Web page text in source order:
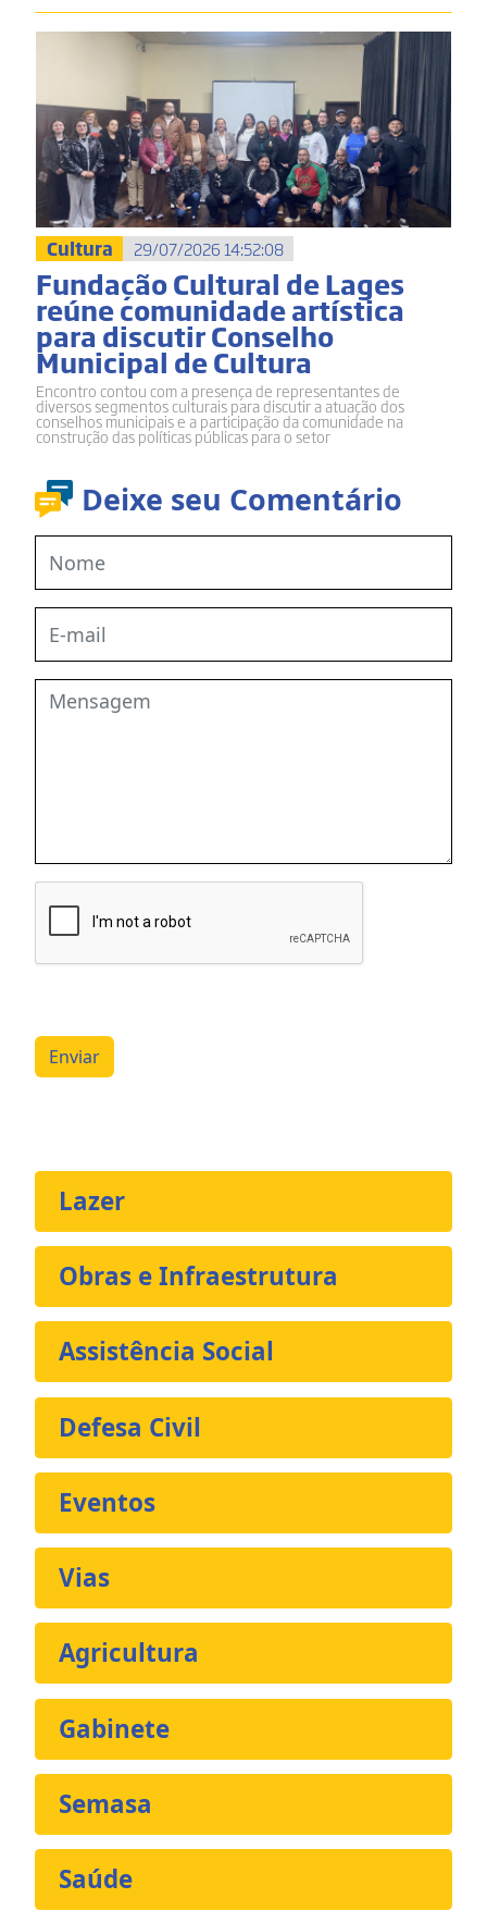
Deixe seu Comentário
Enviar
Cultura 29/07/2026 14:52:08
Fundação Cultural de Lages
reúne comunidade artística
para discutir Conselho
Municipal de Cultura
Encontro contou com a presença de representantes de
diversos segmentos culturais para discutir a atuação dos
conselhos municipais e a participação da comunidade na
construção das políticas públicas para o setor
Lazer
Obras e Infraestrutura
Assistência Social
Defesa Civil
Eventos
Vias
Agricultura
Gabinete
Semasa
Saúde